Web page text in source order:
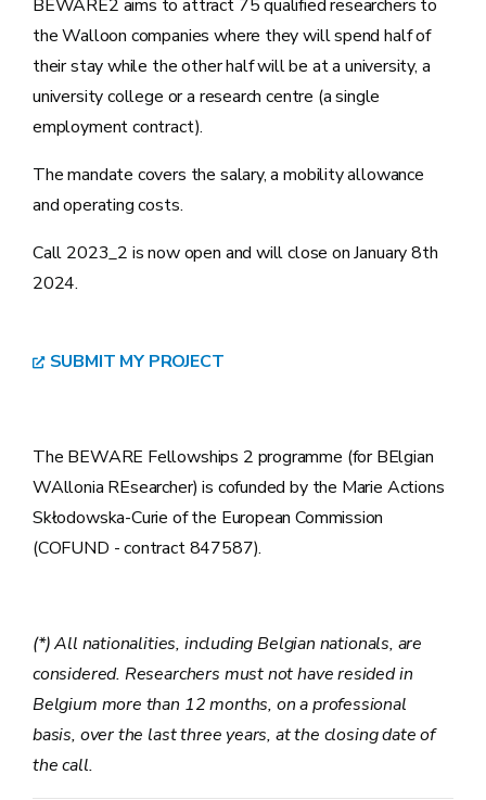
BEWARE2 aims to attract 75 qualified researchers to
the Walloon companies where they will spend half of
their stay while the other half will be at a university, a
university college or a research centre (a single
employment contract).
The mandate covers the salary, a mobility allowance
and operating costs.
Call 2023_2 is now open and will close on January 8th
2024.
SUBMIT MY PROJECT
The BEWARE Fellowships 2 programme (for BElgian
WAllonia REsearcher) is cofunded by the Marie Actions
Skłodowska-Curie of the European Commission
(COFUND - contract 847587).
(*) All nationalities, including Belgian nationals, are
considered. Researchers must not have resided in
Belgium more than 12 months, on a professional
basis, over the last three years, at the closing date of
the call.